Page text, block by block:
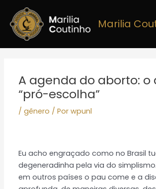
para
conteúdo
Marilia
A agenda do aborto: o
“pró-escolha”
/gênero / Porwpunl
Eu acho engraçado como no Brasil
degeneradinha pela via do
em outros países o pau come e a